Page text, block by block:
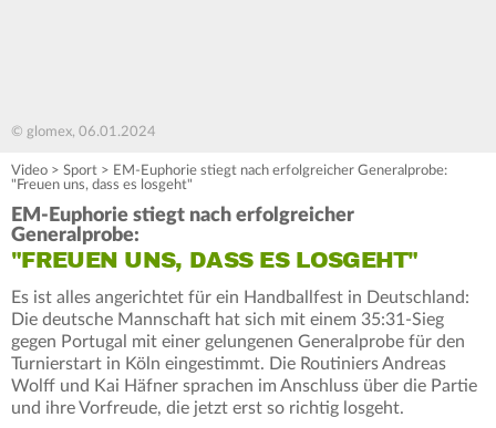
© glomex, 06.01.2024
Video > Sport > EM-Euphorie stiegt nach erfolgreicher Generalprobe:
"Freuen uns, dass es losgeht"
EM-Euphorie stiegt nach erfolgreicher
Generalprobe:
"FREUEN UNS, DASS ES LOSGEHT"
Es ist alles angerichtet für ein Handballfest in Deutschland:
Die deutsche Mannschaft hat sich mit einem 35:31-Sieg
gegen Portugal mit einer gelungenen Generalprobe für den
Turnierstart in Köln eingestimmt. Die Routiniers Andreas
Wolff und Kai Häfner sprachen im Anschluss über die Partie
und ihre Vorfreude, die jetzt erst so richtig losgeht.